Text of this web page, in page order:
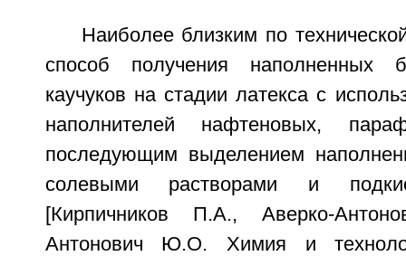
Наиболее близким по
способ получения наполненных
каучуков на стадии латекса с
наполнителей нафтеновых,
последующим выделением
солевыми растворами и
[Кирпичников П.А., Аверко-
Антонович Ю.О. Химия и